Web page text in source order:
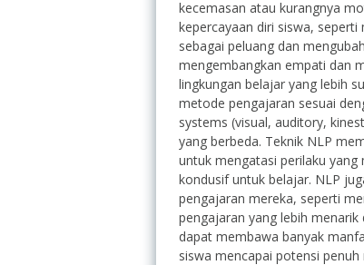
kecemasan atau kurangnya
kepercayaan diri siswa,
sebagai peluang dan
mengembangkan empati dan
lingkungan belajar yang lebih
metode pengajaran sesuai
systems (visual, auditory,
yang berbeda. Teknik NLP
untuk mengatasi perilaku
kondusif untuk belajar. NLP
pengajaran mereka, seperti
pengajaran yang lebih
dapat membawa banyak
siswa mencapai potensi penuh